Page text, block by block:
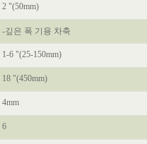
2 "(50mm)
-깊은 폭 기용 차축
1-6 "(25-150mm)
18 "(450mm)
4mm
6